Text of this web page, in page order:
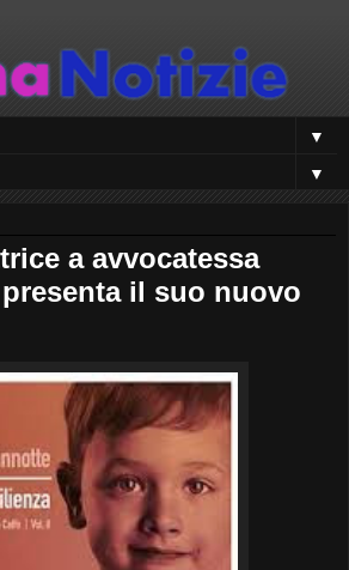
▼
▼
a avvocatessa
il suo nuovo